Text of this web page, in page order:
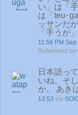
い」は「
は「teu･
ッサンだ
「手うが
11:56 PM
Retweeted by
日本語っ
いね。そ
か。 あき
13:53 via